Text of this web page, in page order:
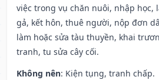
việc trong vụ chăn nuôi, nhập học,
gả, kết hôn, thuê người, nộp đơn
làm hoặc sửa tàu thuyền, khai
tranh, tu sửa cây cối.
Không nên: Kiện tụng, tranh chấp.